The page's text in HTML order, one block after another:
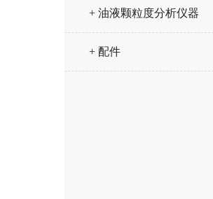
+ 油液颗粒度分析仪器
+ 配件